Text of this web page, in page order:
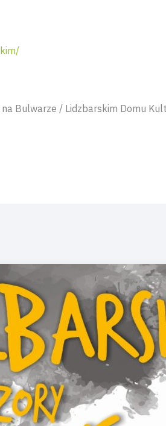
Bulwarze / Lidzbarskim Domu